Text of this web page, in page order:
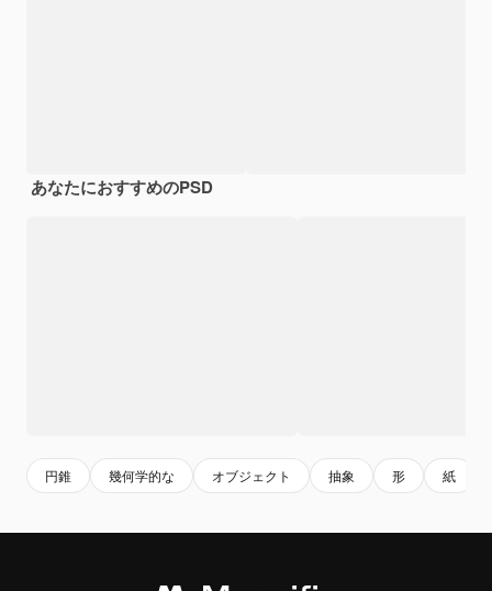
あなたにおすすめのPSD
円錐 幾何学的な オブジェクト 抽象 形 紙